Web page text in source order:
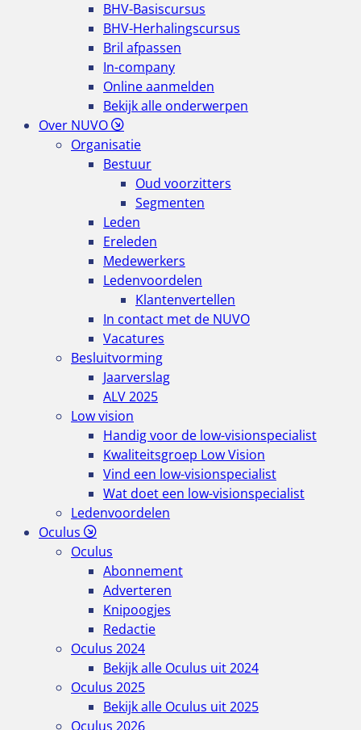
BHV-Basiscursus
BHV-Herhalingscursus
Bril afpassen
In-company
Online aanmelden
Bekijk alle onderwerpen
Over NUVO
Organisatie
Bestuur
Oud voorzitters
Segmenten
Leden
Ereleden
Medewerkers
Ledenvoordelen
Klantenvertellen
In contact met de NUVO
Vacatures
Besluitvorming
Jaarverslag
ALV 2025
Low vision
Handig voor de low-visionspecialist
Kwaliteitsgroep Low Vision
Vind een low-visionspecialist
Wat doet een low-visionspecialist
Ledenvoordelen
Oculus
Oculus
Abonnement
Adverteren
Knipoogjes
Redactie
Oculus 2024
Bekijk alle Oculus uit 2024
Oculus 2025
Bekijk alle Oculus uit 2025
Oculus 2026